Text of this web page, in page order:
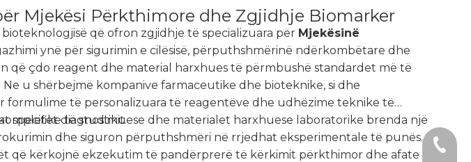
Mjekësi Përkthimore dhe Zgjidhje Biomarker
që ofron zgjidhje të specializuara për Mjekësinë
ynë për sigurimin e cilësisë, përputhshmërinë ndërkombëtare dhe
që çdo reagent dhe material harxhues të përmbushë standardet më të
u shërbejmë kompanive farmaceutike dhe bioteknike, si dhe
formulime të personalizuara të reagentëve dhe udhëzime teknike të
specifike të studimit.
diagnostikuese dhe materialet harxhuese laboratorike brenda një
dhe siguron përputhshmëri në rrjedhat eksperimentale të punës.
që kërkojnë ekzekutim të pandërprerë të kërkimit përkthimor dhe afate
+1